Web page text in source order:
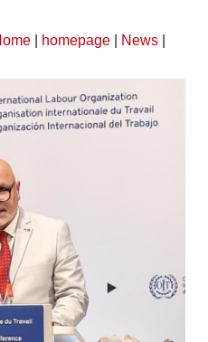
homepage News